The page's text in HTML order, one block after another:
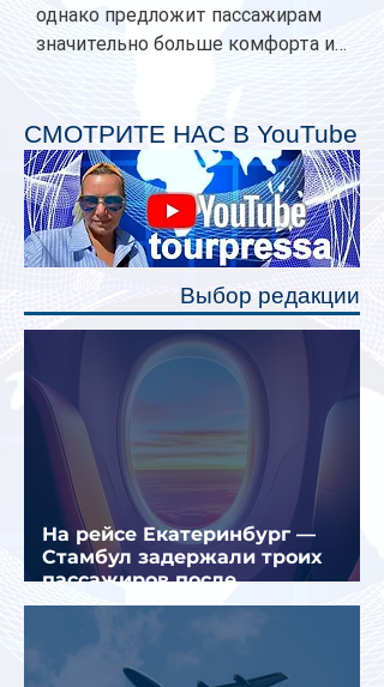
однако предложит пассажирам
значительно больше комфорта и
планируется начать в 2027 году.
Одним из главных нововведений
станут индивидуальные шторки у
каждого спального места. Они
позволят пассажирам закрыть свою
полку во время сна или отдыха,
СМОТРИТЕ НАС В YouTube
Выбор редакции
На рейсе Екатеринбург —
Стамбул задержали троих
пассажиров после
предполагаемой серии краж